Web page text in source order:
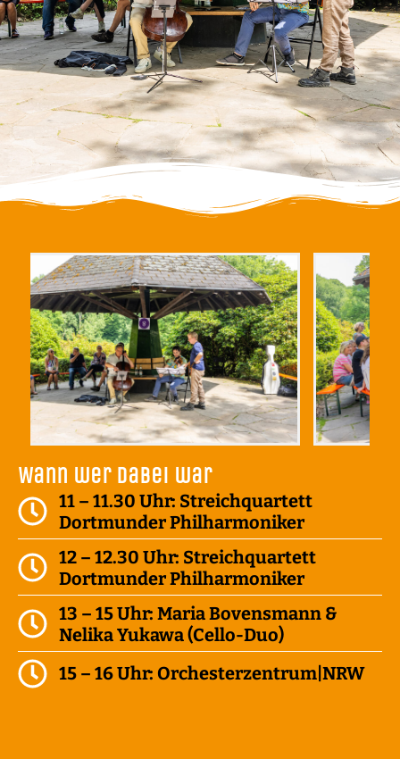
Wann wer dabei war
11 – 11.30 Uhr: Streichquartett
Dortmunder Philharmoniker
12 – 12.30 Uhr: Streichquartett
Dortmunder Philharmoniker
13 – 15 Uhr: Maria Bovensmann &
Nelika Yukawa (Cello-Duo)
15 – 16 Uhr: Orchesterzentrum|NRW